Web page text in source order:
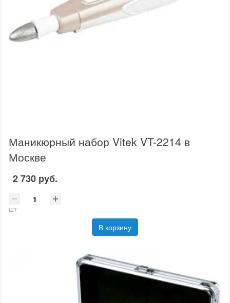
Маникюрный набор Vitek VT-2214 в
Москве
2 730 руб.
шт
В корзину